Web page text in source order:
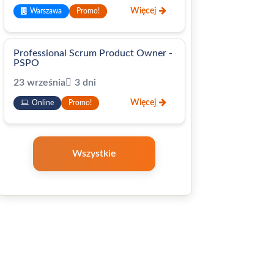
Warszawa Promo! Więcej
Professional Scrum Product Owner -
PSPO
23 września
3 dni
Online Promo! Więcej
Wszystkie